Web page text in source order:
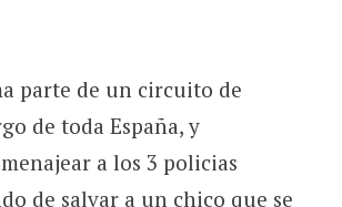
parte de un circuito de
de toda España, y
a los 3 policias
de salvar a un chico que se